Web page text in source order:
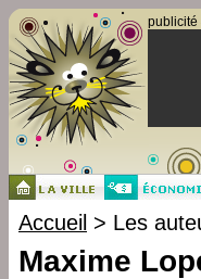
publicité
Accueil > Les
Maxime
Panneau de gestion des cookies